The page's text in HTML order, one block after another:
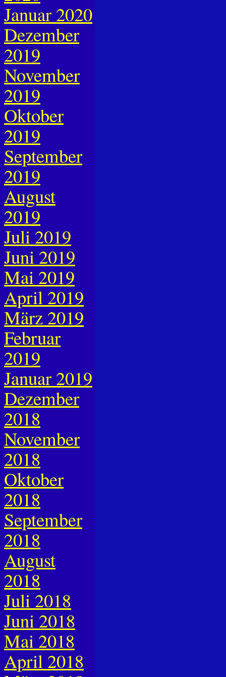
Januar 2020
Dezember
2019
November
2019
Oktober
2019
September
2019
August
2019
Juli 2019
Juni 2019
Mai 2019
April 2019
März 2019
Februar
2019
Januar 2019
Dezember
2018
November
2018
Oktober
2018
September
2018
August
2018
Juli 2018
Juni 2018
Mai 2018
April 2018